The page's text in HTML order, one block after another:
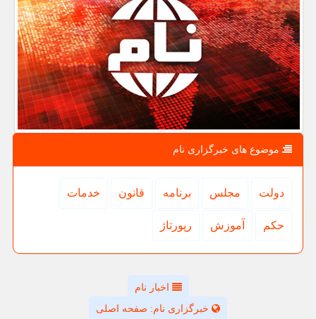
موضوع های خبرگزاری نام
دولت مجلس برنامه قانون خدمات
حكم آموزش رپورتاژ
اخبار نام
خبرگزاری نام: صفحه اصلی